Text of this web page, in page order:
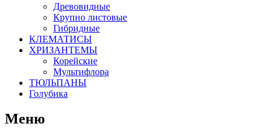
Древовидные
Крупно листовые
Гибридные
КЛЕМАТИСЫ
ХРИЗАНТЕМЫ
Корейские
Мультифлора
ТЮЛЬПАНЫ
Голубика
Меню